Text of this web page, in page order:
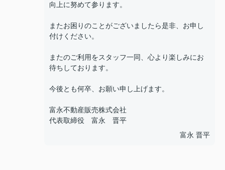
向上に努めて参ります。
またお困りのことがございましたら是非、お申し
付けください。
またのご利用をスタッフ一同、心より楽しみにお
待ちしております。
今後とも何卒、お願い申し上げます。
富永不動産販売株式会社
代表取締役 富永 晋平
富永 晋平